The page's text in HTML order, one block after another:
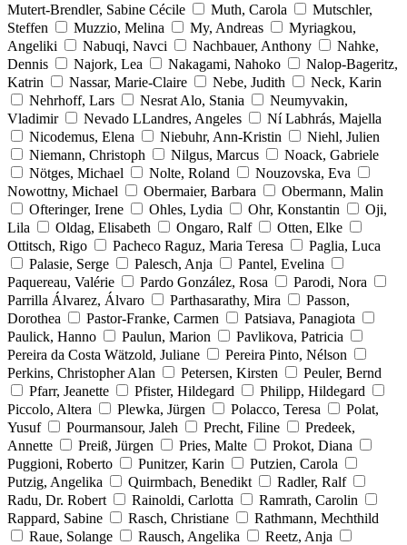
Mutert-Brendler, Sabine Cécile
Muth, Carola
Mutschler,
Steffen
Muzzio, Melina My, Andreas
Myriagkou,
Angeliki
Nabuqi, Navci Nachbauer, Anthony
Nahke,
Dennis
Najork, Lea Nakagami, Nahoko
Nalop-Bageritz,
Katrin
Nassar, Marie-Claire Nebe, Judith
Neck, Karin
Nehrhoff, Lars
Nesrat Alo, Stania
Neumyvakin,
Vladimir
Nevado LLandres, Angeles
Ní Labhrás, Majella
Nicodemus, Elena
Niebuhr, Ann-Kristin
Niehl, Julien
Niemann, Christoph
Nilgus, Marcus
Noack, Gabriele
Nötges, Michael
Nolte, Roland
Nouzovska, Eva
Nowottny, Michael
Obermaier, Barbara
Obermann, Malin
Ofteringer, Irene
Ohles, Lydia Ohr, Konstantin
Oji,
Lila
Oldag, Elisabeth Ongaro, Ralf
Otten, Elke
Ottitsch, Rigo
Pacheco Raguz, Maria Teresa
Paglia, Luca
Palasie, Serge
Palesch, Anja
Pantel, Evelina
Paquereau, Valérie
Pardo González, Rosa
Parodi, Nora
Parrilla Álvarez, Álvaro
Parthasarathy, Mira
Passon,
Dorothea
Pastor-Franke, Carmen
Patsiava, Panagiota
Paulick, Hanno
Paulun, Marion
Pavlikova, Patricia
Pereira da Costa Wätzold, Juliane
Pereira Pinto, Nélson
Perkins, Christopher Alan
Petersen, Kirsten
Peuler, Bernd
Pfarr, Jeanette
Pfister, Hildegard
Philipp, Hildegard
Piccolo, Altera
Plewka, Jürgen Polacco, Teresa
Polat,
Yusuf
Pourmansour, Jaleh Precht, Filine
Predeek,
Annette
Preiß, Jürgen Pries, Malte
Prokot, Diana
Puggioni, Roberto
Punitzer, Karin
Putzien, Carola
Putzig, Angelika
Quirmbach, Benedikt
Radler, Ralf
Radu, Dr. Robert
Rainoldi, Carlotta
Ramrath, Carolin
Rappard, Sabine
Rasch, Christiane
Rathmann, Mechthild
Raue, Solange
Rausch, Angelika
Reetz, Anja